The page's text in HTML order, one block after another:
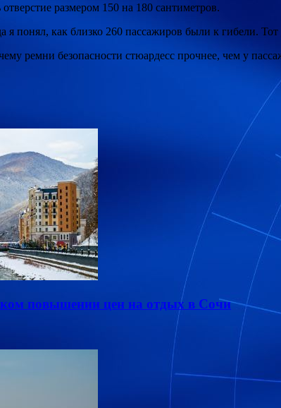
размером 150 на 180 сантиметров.
я понял, как близко 260 пассажиров были к гибели.
ремни безопасности стюардесс прочнее, чем у
повышении цен на отдых в Сочи